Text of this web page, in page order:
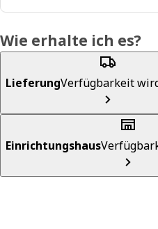
Wie erhalte ich es?
LieferungVerfügbarkeit
Einrichtungshaus